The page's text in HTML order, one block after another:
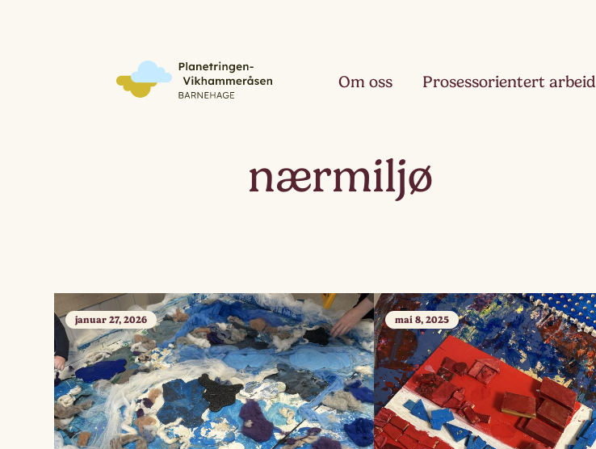
Om oss Prosessorientert arbeid
nærmiljø
januar 27, 2026 mai 8, 2025